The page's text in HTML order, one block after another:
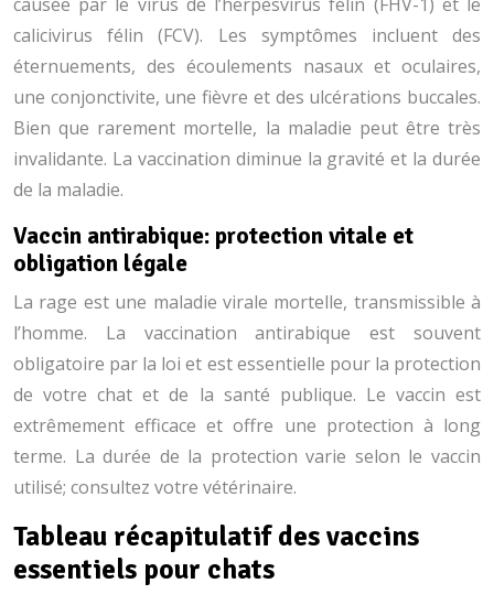
calicivirus félin (FCV). Les symptômes incluent des
éternuements, des écoulements nasaux et oculaires,
une conjonctivite, une fièvre et des ulcérations buccales.
Bien que rarement mortelle, la maladie peut être très
invalidante. La vaccination diminue la gravité et la durée
de la maladie.
Vaccin antirabique: protection vitale et
obligation légale
La rage est une maladie virale mortelle, transmissible à
l’homme. La vaccination antirabique est souvent
obligatoire par la loi et est essentielle pour la protection
de votre chat et de la santé publique. Le vaccin est
extrêmement efficace et offre une protection à long
terme. La durée de la protection varie selon le vaccin
utilisé; consultez votre vétérinaire.
Tableau récapitulatif des vaccins
essentiels pour chats